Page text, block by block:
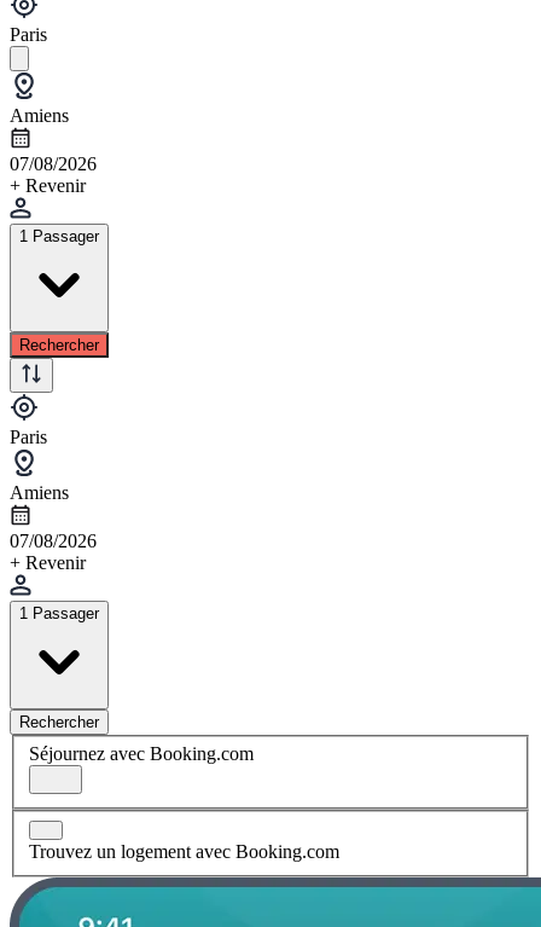
Paris
Amiens
07/08/2026
+ Revenir
1 Passager
Rechercher
Paris
Amiens
07/08/2026
+ Revenir
1 Passager
Rechercher
Séjournez avec Booking.com
Trouvez un logement avec Booking.com